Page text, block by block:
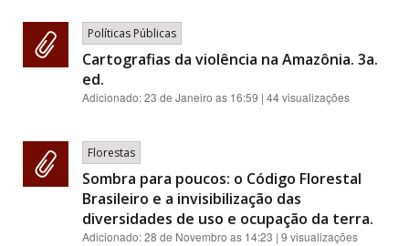
Políticas Públicas
Cartografias da violência na Amazônia. 3a.
ed.
Adicionado:23 de Janeiro as 16:59 | 44 visualizações
Florestas
Sombra para poucos: o Código Florestal
Brasileiro e a invisibilização das
diversidades de uso e ocupação da terra.
Adicionado:28 de Novembro as 14:23 | 9 visualizações